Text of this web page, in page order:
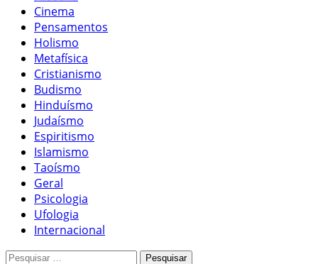
Cinema
Pensamentos
Holismo
Metafísica
Cristianismo
Budismo
Hinduísmo
Judaísmo
Espiritismo
Islamismo
Taoísmo
Geral
Psicologia
Ufologia
Internacional
Pesquisar